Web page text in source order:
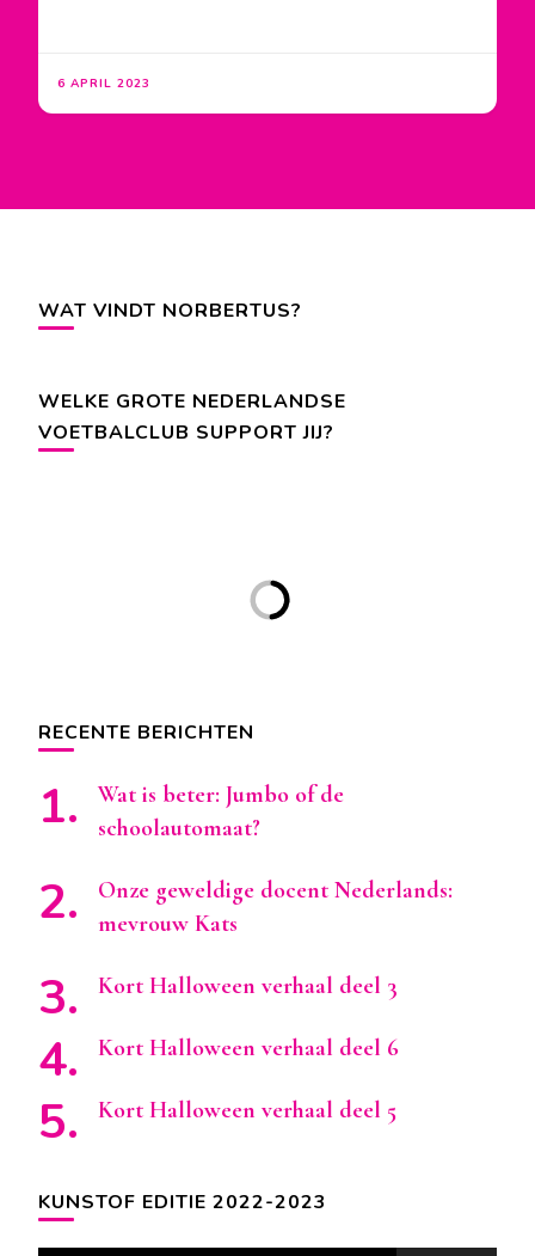
6 APRIL 2023
WAT VINDT NORBERTUS?
WELKE GROTE NEDERLANDSE
VOETBALCLUB SUPPORT JIJ?
RECENTE BERICHTEN
Wat is beter: Jumbo of de
schoolautomaat?
Onze geweldige docent Nederlands:
mevrouw Kats
Kort Halloween verhaal deel 3
Kort Halloween verhaal deel 6
Kort Halloween verhaal deel 5
KUNSTOF EDITIE 2022-2023